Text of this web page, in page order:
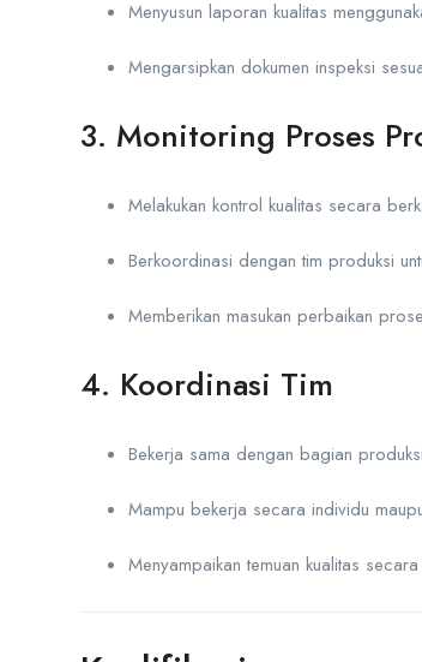
Menyusun laporan kualitas
Mengarsipkan dokumen inspeksi
3. Monitoring Proses
Melakukan kontrol kualitas secara
Berkoordinasi dengan tim produksi
Memberikan masukan perbaikan
4. Koordinasi Tim
Bekerja sama dengan bagian
Mampu bekerja secara individu
Menyampaikan temuan kualitas